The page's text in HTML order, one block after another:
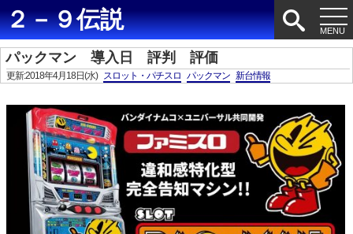
２－９伝説
パックマン 導入日 評判 評価
更新:2018年4月18日(水) スロット・パチスロ パックマン 新台情報